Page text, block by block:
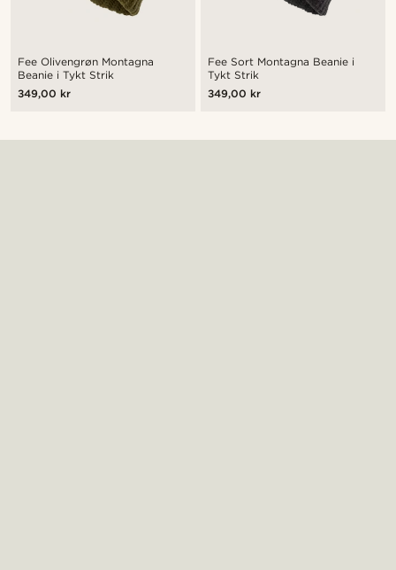
Fee Olivengrøn Montagna
Beanie i Tykt Strik
349,00 kr
Fee Sort Montagna Beanie i
Tykt Strik
349,00 kr